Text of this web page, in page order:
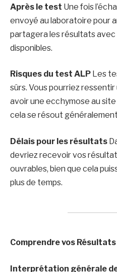
Après le test Une fois
envoyé au laboratoire pour
partagera les résultats avec
disponibles.
Risques du test ALP Les
sûrs. Vous pourriez
avoir une ecchymose au site
cela se résout
Délais pour les résultats
devriez recevoir vos
ouvrables, bien que cela
plus de temps.
Comprendre vos
Interprétation générale